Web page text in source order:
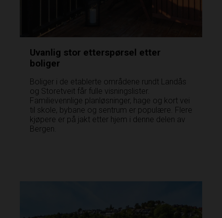
Uvanlig stor etterspørsel etter
boliger
Boliger i de etablerte områdene rundt Landås
og Storetveit får fulle visningslister.
Familievennlige planløsninger, hage og kort vei
til skole, bybane og sentrum er populære. Flere
kjøpere er på jakt etter hjem i denne delen av
Bergen.